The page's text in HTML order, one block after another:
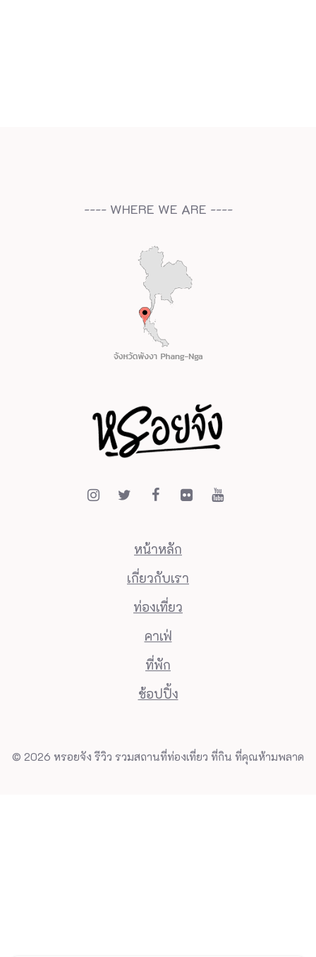
---- WHERE WE ARE ----
หน้าหลัก
เกี่ยวกับเรา
ท่องเที่ยว
คาเฟ่
ที่พัก
ช้อปปิ้ง
© 2026 หรอยจัง รีวิว รวมสถานที่ท่องเที่ยว ที่กิน ที่คุณห้ามพลาด